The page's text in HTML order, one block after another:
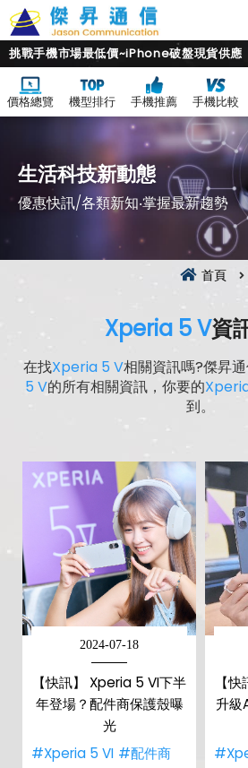
挑戰手機市場最低價~iPhone破盤現貨供應
價格總覽 機型排行 手機推薦 手機比較
生活科技新動態
優惠快訊/各類新知‧掌握最新趨勢
首頁
Xperia 5 V資
在找Xperia 5 V相關資訊嗎?傑昇
5 V的所有相關資訊，你要的
到。
2024-07-18
【快訊】 Xperia 5 VI下半
年登場？配件商保護殼曝
光
#Xperia 5 VI #配件商
【
升級